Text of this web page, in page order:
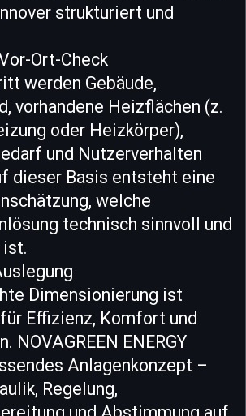
strukturiert und
Ort-Check
werden Gebäude,
vorhandene Heizflächen (z.
oder Heizkörper),
und Nutzerverhalten
dieser Basis entsteht eine
welche
technisch sinnvoll und
Dimensionierung ist
Effizienz, Komfort und
NOVAGREEN ENERGY
Anlagenkonzept –
Regelung,
und Abstimmung auf